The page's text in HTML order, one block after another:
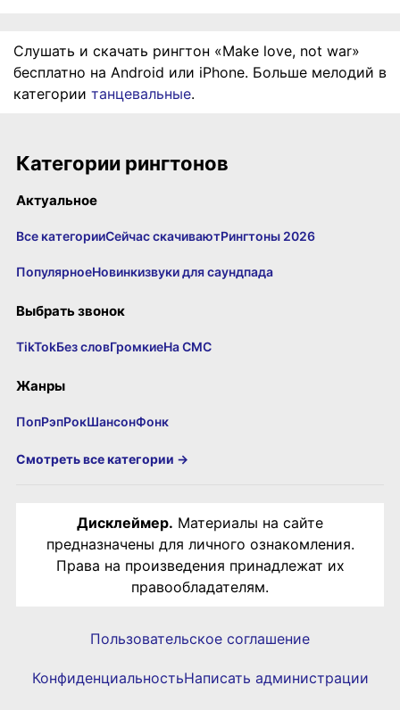
Слушать и скачать рингтон «Make love, not war»
бесплатно на Android или iPhone. Больше мелодий в
категории танцевальные.
Категории рингтонов
Актуальное
Все категорииСейчас скачиваютРингтоны 2026
ПопулярноеНовинкизвуки для саундпада
Выбрать звонок
TikTokБез словГромкиеНа СМС
Жанры
ПопРэпРокШансонФонк
Смотреть все категории →
Дисклеймер. Материалы на сайте
предназначены для личного ознакомления.
Права на произведения принадлежат их
правообладателям.
Пользовательское соглашение
КонфиденциальностьНаписать администрации